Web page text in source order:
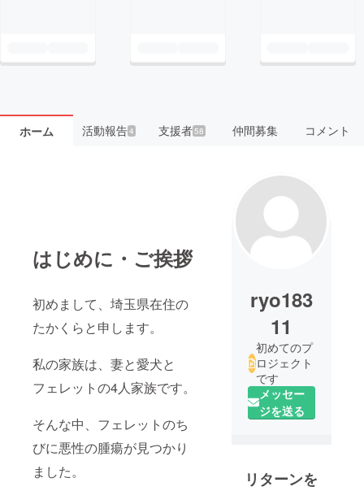
ホーム 活動報告4 支援者58 仲間募集 コメント
はじめに・ご挨拶
初めまして、埼玉県在住の
たかくらと申します。
私の家族は、妻と愛犬と
フェレットの4人家族です。
そんな中、フェレットのち
びに悪性の腫瘍が見つかり
ました。
ryo183
11
初めてのプ
ロジェクト
です
メッセー
ジを送る
リターンを